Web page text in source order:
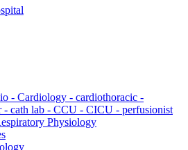
- Cardiology - cardiothoracic -
- cath lab - CCU - CICU - perfusionist
Physiology